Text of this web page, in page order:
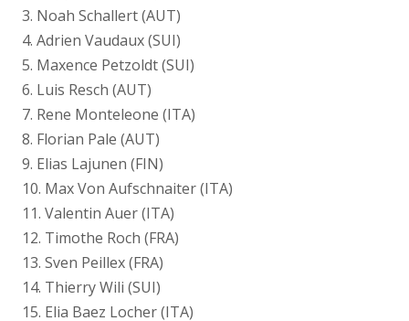
3. Noah Schallert (AUT)
4. Adrien Vaudaux (SUI)
5. Maxence Petzoldt (SUI)
6. Luis Resch (AUT)
7. Rene Monteleone (ITA)
8. Florian Pale (AUT)
9. Elias Lajunen (FIN)
10. Max Von Aufschnaiter (ITA)
11. Valentin Auer (ITA)
12. Timothe Roch (FRA)
13. Sven Peillex (FRA)
14. Thierry Wili (SUI)
15. Elia Baez Locher (ITA)